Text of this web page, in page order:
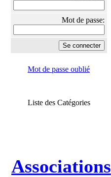
Mot de passe:
Mot de passe oublié
Liste des Catégories
Associations